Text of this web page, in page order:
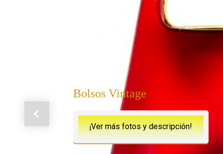
Bolsos Vintage
¡Ver más fotos y descripción!
Anterior